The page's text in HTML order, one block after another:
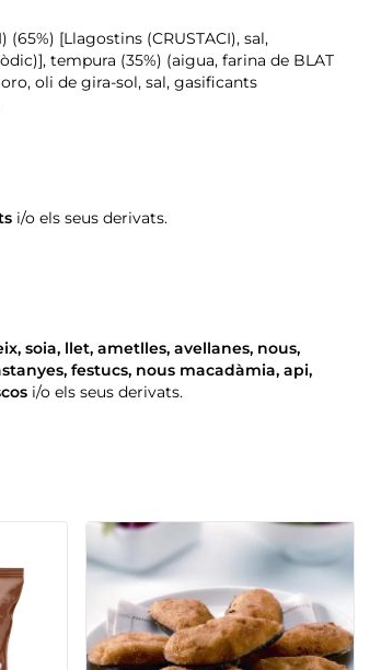
(65%) [Llagostins (CRUSTACI), sal,
tempura (35%) (aigua, farina de BLAT
oli de gira-sol, sal, gasificants
i/o els seus derivats.
, soia, llet, ametlles, avellanes, nous,
, festucs, nous macadàmia, api,
i/o els seus derivats.